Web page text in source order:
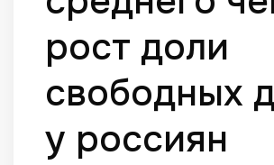
рост доли
свободных
у россиян